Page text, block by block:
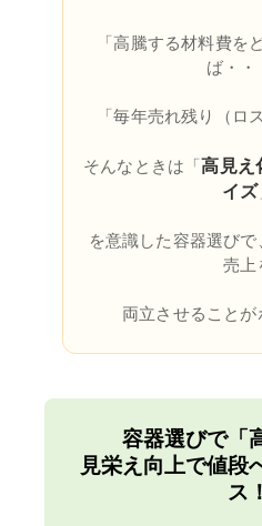
「高騰する材料費を
ば・・
「毎年売れ残り（ロ
そんなときは「高見え
イズ
を意識した容器選び
売上
容器選びで「
見栄え向上で値段
ス！